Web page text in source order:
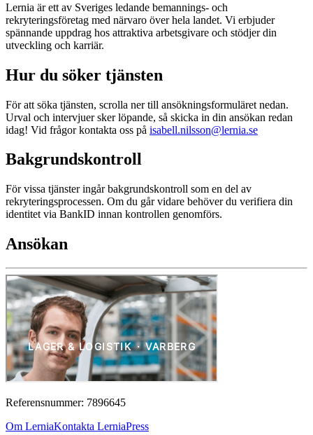
Lernia är ett av Sveriges ledande bemannings- och
rekryteringsföretag med närvaro över hela landet. Vi erbjuder
spännande uppdrag hos attraktiva arbetsgivare och stödjer din
utveckling och karriär.
Hur du söker tjänsten
För att söka tjänsten, scrolla ner till ansökningsformuläret nedan.
Urval och intervjuer sker löpande, så skicka in din ansökan redan
idag! Vid frågor kontakta oss på isabell.nilsson@lernia.se
Bakgrundskontroll
För vissa tjänster ingår bakgrundskontroll som en del av
rekryteringsprocessen. Om du går vidare behöver du verifiera din
identitet via BankID innan kontrollen genomförs.
Ansökan
Referensnummer: 7896645
Om LerniaKontakta LerniaPress